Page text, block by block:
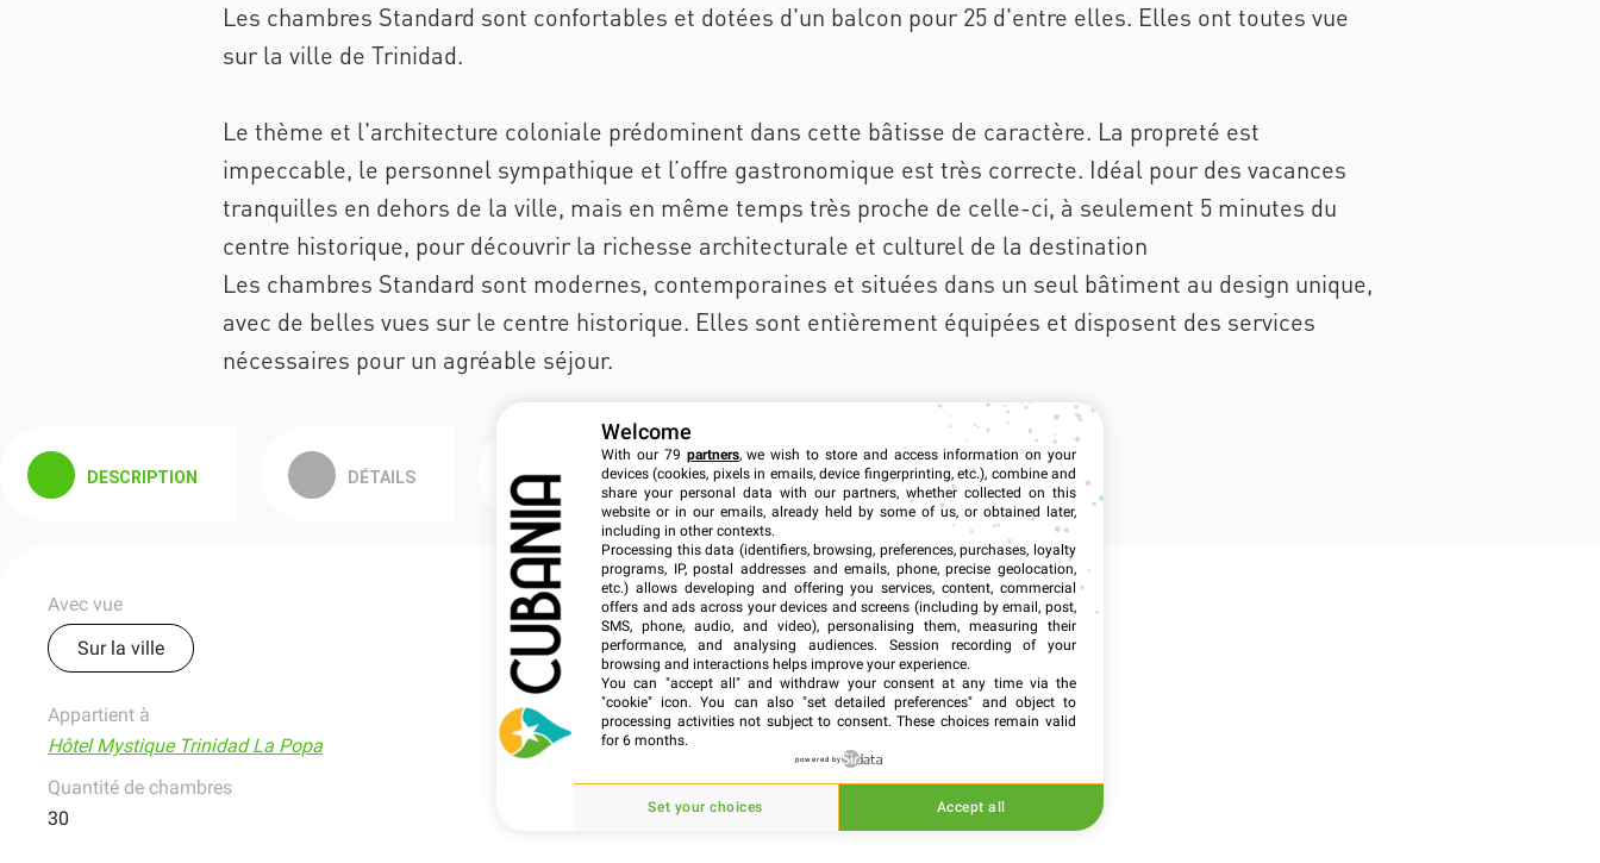
Les chambres Standard sont confortables et dotées d'un balcon pour 25 d'entre elles. Elles ont toutes vue
sur la ville de Trinidad.
Le thème et l'architecture coloniale prédominent dans cette bâtisse de caractère. La propreté est
impeccable, le personnel sympathique et l’offre gastronomique est très correcte. Idéal pour des vacances
tranquilles en dehors de la ville, mais en même temps très proche de celle-ci, à seulement 5 minutes du
centre historique, pour découvrir la richesse architecturale et culturel de la destination
Les chambres Standard sont modernes, contemporaines et situées dans un seul bâtiment au design unique,
avec de belles vues sur le centre historique. Elles sont entièrement équipées et disposent des services
nécessaires pour un agréable séjour.
DESCRIPTION DÉTAILS AMBIANCE SERVICES
Avec vue
Sur la ville
Appartient à
Hôtel Mystique Trinidad La Popa
Quantité de chambres
30
Espace
Standard
Confort
Destyle
40m²
Welcome
With our 79 partners, we wish to store and access information on your
devices (cookies, pixels in emails, device fingerprinting, etc.), combine and
share your personal data with our partners, whether collected on this
website or in our emails, already held by some of us, or obtained later,
including in other contexts.
Processing this data (identifiers, browsing, preferences, purchases, loyalty
programs, IP, postal addresses and emails, phone, precise geolocation,
etc.) allows developing and offering you services, content, commercial
offers and ads across your devices and screens (including by email, post,
SMS, phone, audio, and video), personalising them, measuring their
performance, and analysing audiences. Session recording of your
browsing and interactions helps improve your experience.
You can "accept all" and withdraw your consent at any time via the
"cookie" icon. You can also "set detailed preferences" and object to
processing activities not subject to consent. These choices remain valid
for 6 months.
powered by
Set your choices Accept all